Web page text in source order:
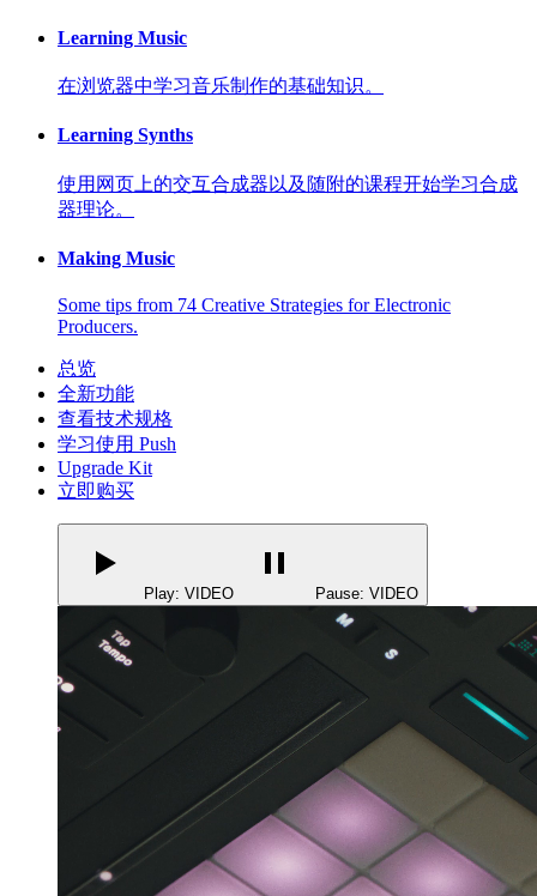
Learning Music
在浏览器中学习音乐制作的基础知识。
Learning Synths
使用网页上的交互合成器以及随附的课程开始学习合成
器理论。
Making Music
Some tips from 74 Creative Strategies for Electronic
Producers.
总览
全新功能
查看技术规格
学习使用 Push
Upgrade Kit
立即购买
Play: VIDEO Pause: VIDEO